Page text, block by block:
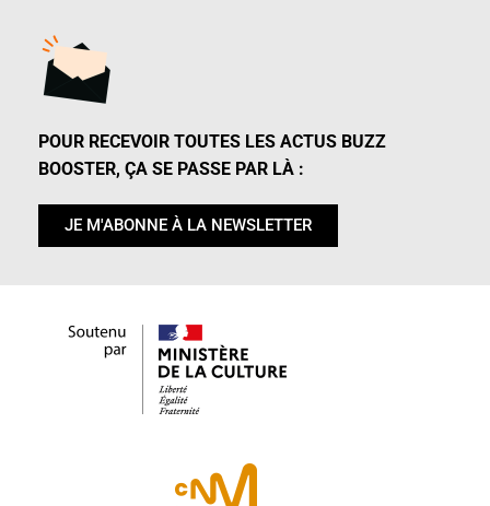
POUR RECEVOIR TOUTES LES ACTUS BUZZ
BOOSTER, ÇA SE PASSE PAR LÀ :
JE M'ABONNE À LA NEWSLETTER